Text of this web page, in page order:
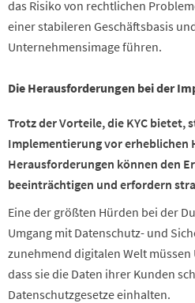
das Risiko von rechtlichen
einer stabileren Geschäftsbasis
Unternehmensimage führen.
Die Herausforderungen bei der
Trotz der Vorteile, die KYC bietet,
Implementierung vor erheblichen
Herausforderungen können den
beeinträchtigen und erfordern
Eine der größten Hürden bei der
Umgang mit Datenschutz- und
zunehmend digitalen Welt
dass sie die Daten ihrer Kunden
Datenschutzgesetze einhalten.